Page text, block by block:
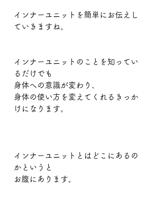
インナーユニットを簡単にお伝えし
ていきますね。
インナーユニットのことを知ってい
るだけでも
身体への意識が変わり、
身体の使い方を変えてくれるきっか
けになります。
インナーユニットとはどこにあるの
かというと
お腹にあります。